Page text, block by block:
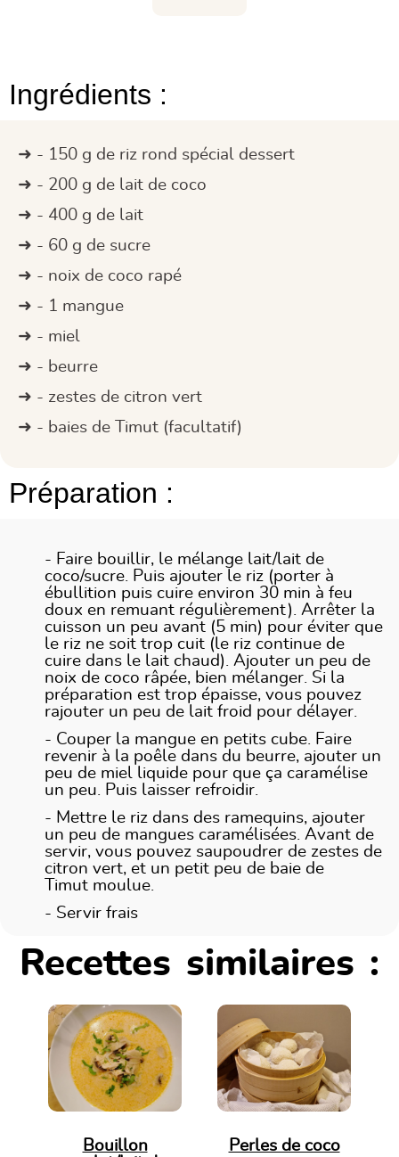
Ingrédients :
- 150 g de riz rond spécial dessert
- 200 g de lait de coco
- 400 g de lait
- 60 g de sucre
- noix de coco rapé
- 1 mangue
- miel
- beurre
- zestes de citron vert
- baies de Timut (facultatif)
Préparation :
- Faire bouillir, le mélange lait/lait de
coco/sucre. Puis ajouter le riz (porter à
ébullition puis cuire environ 30 min à feu
doux en remuant régulièrement). Arrêter la
cuisson un peu avant (5 min) pour éviter que
le riz ne soit trop cuit (le riz continue de
cuire dans le lait chaud). Ajouter un peu de
noix de coco râpée, bien mélanger. Si la
préparation est trop épaisse, vous pouvez
rajouter un peu de lait froid pour délayer.
- Couper la mangue en petits cube. Faire
revenir à la poêle dans du beurre, ajouter un
peu de miel liquide pour que ça caramélise
un peu. Puis laisser refroidir.
- Mettre le riz dans des ramequins, ajouter
un peu de mangues caramélisées. Avant de
servir, vous pouvez saupoudrer de zestes de
citron vert, et un petit peu de baie de
Timut moulue.
- Servir frais
Recettes similaires :
Bouillon
Perles de coco